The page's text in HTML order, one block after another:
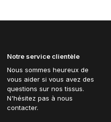
Notre service clientèle
Nous sommes heureux de
vous aider si vous avez des
questions sur nos tissus.
N'hésitez pas à nous
contacter.